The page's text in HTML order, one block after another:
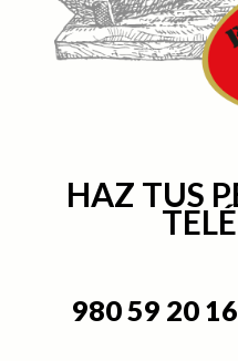
HAZ TUS
980 59 20